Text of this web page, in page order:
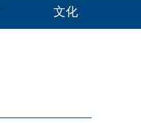
文化